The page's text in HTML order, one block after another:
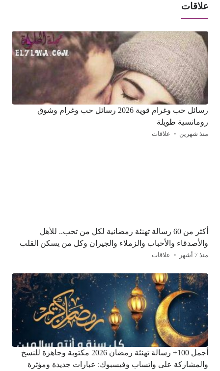
علاقات
رسائل حب وغرام قوية 2026 رسائل حب وغرام وشوق
رومانسية طويلة
منذ شهرين علاقات
أكثر من 60 رسالة تهنئة رمضانية لكل من تحب.. للأهل
والأصدقاء والأحباب والزملاء والجيران وكل من يسكن القلب
منذ 7 أشهر علاقات
أجمل 100+ رسالة تهنئة رمضان 2026 مكتوبة وجاهزة للنسخ
والمشاركة على واتساب وفيسبوك: عبارات جديدة ومؤثرة